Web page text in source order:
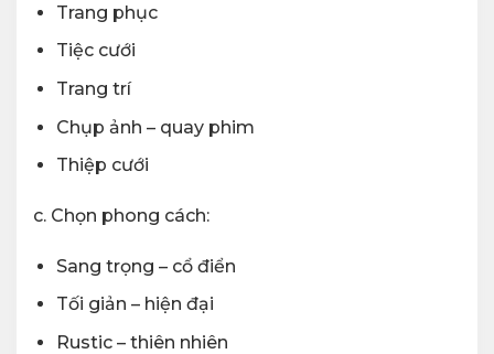
Trang phục
Tiệc cưới
Trang trí
Chụp ảnh – quay phim
Thiệp cưới
c. Chọn phong cách:
Sang trọng – cổ điển
Tối giản – hiện đại
Rustic – thiên nhiên